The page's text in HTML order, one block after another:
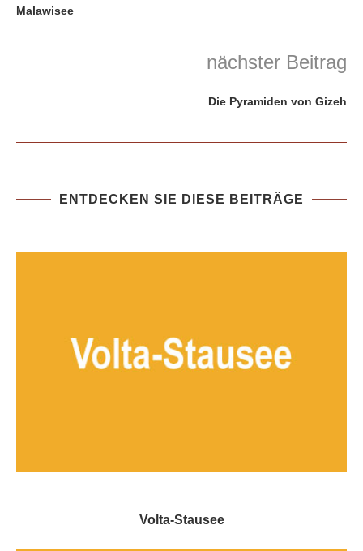
Malawisee
nächster Beitrag
Die Pyramiden von Gizeh
ENTDECKEN SIE DIESE BEITRÄGE
Volta-Stausee